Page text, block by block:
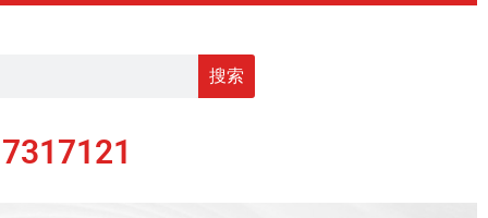
搜索